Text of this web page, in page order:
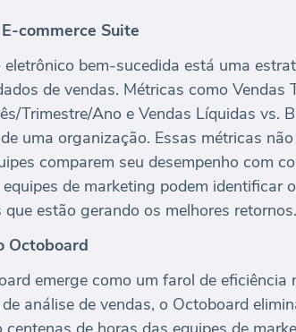
commerce Suite
bem-sucedida está uma
de vendas. Métricas como Vendas
Trimestre/Ano e Vendas Líquidas vs.
uma organização. Essas métricas
comparem seu desempenho com
de marketing podem identificar
estão gerando os melhores retornos.
Octoboard
emerge como um farol de eficiência
análise de vendas, o Octoboard